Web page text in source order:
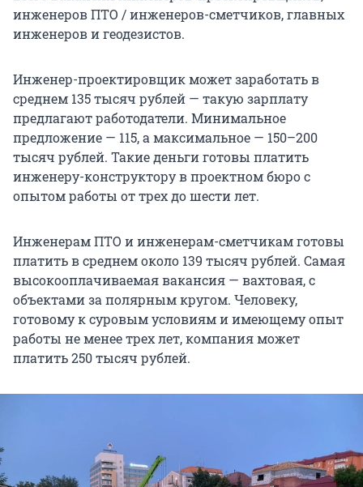
инженеров ПТО / инженеров-сметчиков, главных
инженеров и геодезистов.
Инженер-проектировщик может заработать в
среднем 135 тысяч рублей — такую зарплату
предлагают работодатели. Минимальное
предложение — 115, а максимальное — 150–200
тысяч рублей. Такие деньги готовы платить
инженеру-конструктору в проектном бюро с
опытом работы от трех до шести лет.
Инженерам ПТО и инженерам-сметчикам готовы
платить в среднем около 139 тысяч рублей. Самая
высокооплачиваемая вакансия — вахтовая, с
объектами за полярным кругом. Человеку,
готовому к суровым условиям и имеющему опыт
работы не менее трех лет, компания может
платить 250 тысяч рублей.